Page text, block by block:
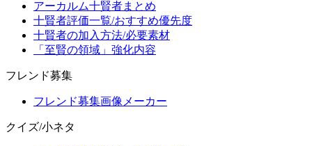
アーカルム十賢者まとめ
十賢者評価一覧/おすすめ優先度
十賢者の加入方法/必要素材
「至賢の領域」強化内容
フレンド募集
フレンド募集画像メーカー
クイズ/小ネタ